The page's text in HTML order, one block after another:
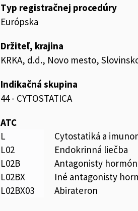
Typ registračnej procedúry
Európska
Držiteľ, krajina
KRKA, d.d., Novo mesto,
Indikačná skupina
44 - CYTOSTATICA
ATC
L
Cytostatiká a
L02
Endokrinná liečba
L02B
Antagonisty
L02BX
Iné antagonisty
L02BX03
Abirateron